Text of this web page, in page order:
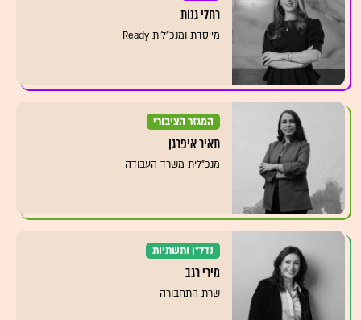
רחלי גנות
מייסדת ומנכ״לית Ready
המגזר הציבורי
תאיר איפרגן
מנכ"לית משרד העבודה
נדל"ן ותשתיות
מירי רגב
שרת התחבורה